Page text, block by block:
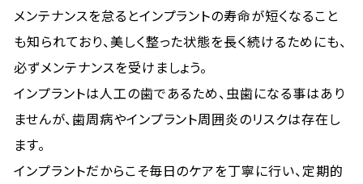
メンテナンスを怠るとインプラントの寿命が短くなること
も知られており、美しく整った状態を長く続けるためにも、
必ずメンテナンスを受けましょう。
インプラントは人工の歯であるため、虫歯になる事はあり
ませんが、歯周病やインプラント周囲炎のリスクは存在し
ます。
インプラントだからこそ毎日のケアを丁寧に行い、定期的